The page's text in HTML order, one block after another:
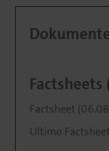
Factsheets
Factsheet
Ultimo Factsheet